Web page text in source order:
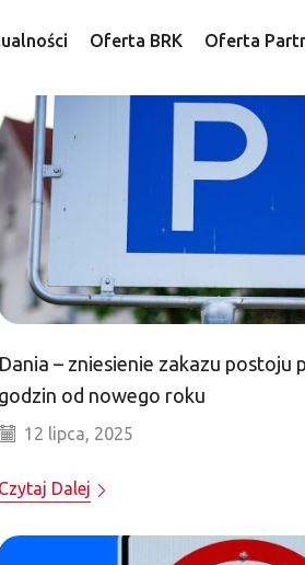
Oferta BRK Oferta
Dania – zniesienie zakazu postoju
godzin od nowego roku
12 lipca, 2025
Czytaj Dalej